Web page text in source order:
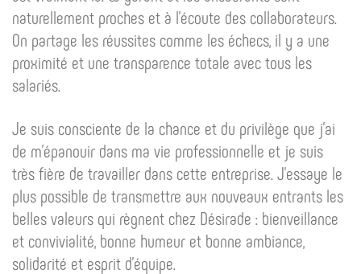
naturellement proches et à l’écoute des collaborateurs.
On partage les réussites comme les échecs, il y a une
proximité et une transparence totale avec tous les
salariés.
Je suis consciente de la chance et du privilège que j’ai
de m’épanouir dans ma vie professionnelle et je suis
très fière de travailler dans cette entreprise. J’essaye le
plus possible de transmettre aux nouveaux entrants les
belles valeurs qui règnent chez Désirade : bienveillance
et convivialité, bonne humeur et bonne ambiance,
solidarité et esprit d’équipe.